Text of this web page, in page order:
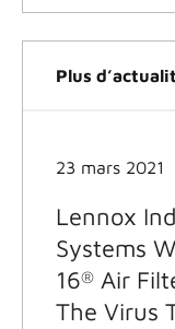
Plus
23 mars 2021
Lennox
Systems
16® Air
The Virus